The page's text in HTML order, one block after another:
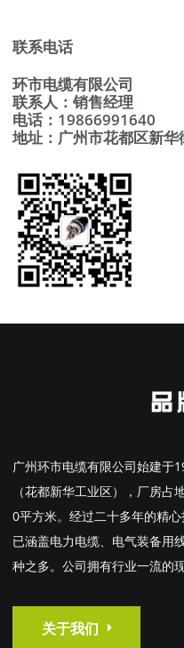
联系电话
环市电缆有限公司
联系人：销售经理
电话：19866991640
地址：广州市花都区新
广州环市电缆有限公司始建于
（花都新华工业区），厂房
0平方米。经过二十多年的精
已涵盖电力电缆、电气装备用
种之多。公司拥有行业一流的
关于我们